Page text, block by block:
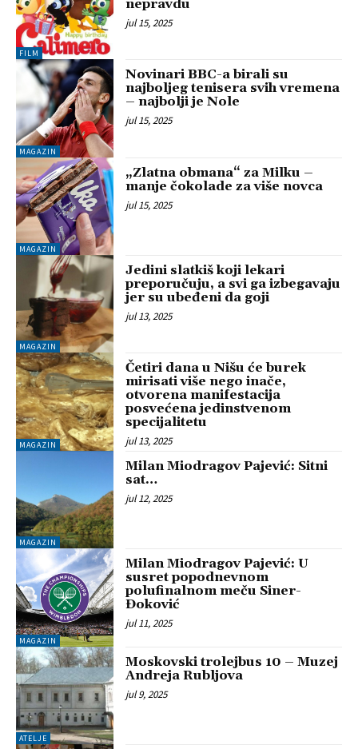
FILM
nepravdu
jul 15, 2025
MAGAZIN
Novinari BBC-a birali su
najboljeg tenisera svih vremena
– najbolji je Nole
jul 15, 2025
MAGAZIN
„Zlatna obmana“ za Milku –
manje čokolade za više novca
jul 15, 2025
MAGAZIN
Jedini slatkiš koji lekari
preporučuju, a svi ga izbegavaju
jer su ubeđeni da goji
jul 13, 2025
MAGAZIN
Četiri dana u Nišu će burek
mirisati više nego inače,
otvorena manifestacija
posvećena jedinstvenom
specijalitetu
jul 13, 2025
MAGAZIN
Milan Miodragov Pajević: Sitni
sat…
jul 12, 2025
MAGAZIN
Milan Miodragov Pajević: U
susret popodnevnom
polufinalnom meču Siner-
Đoković
jul 11, 2025
ATELJE
Moskovski trolejbus 10 – Muzej
Andreja Rubljova
jul 9, 2025